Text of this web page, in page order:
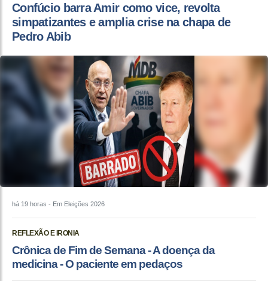
Confúcio barra Amir como vice, revolta
simpatizantes e amplia crise na chapa de
Pedro Abib
há 19 horas - Em Eleições 2026
REFLEXÃO E IRONIA
Crônica de Fim de Semana - A doença da
medicina - O paciente em pedaços